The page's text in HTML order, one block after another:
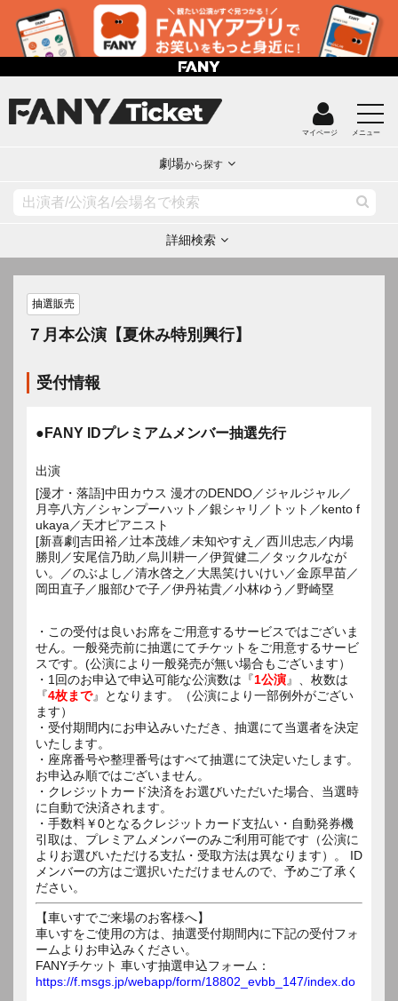
マイページ メニュー
劇場から探す
詳細検索
抽選販売
７月本公演【夏休み特別興行】
受付情報
●FANY IDプレミアムメンバー抽選先行
出演
[漫才・落語]中田カウス 漫才のDENDO／ジャルジャル／
月亭八方／シャンプーハット／銀シャリ／トット／kento f
ukaya／天才ピアニスト
[新喜劇]吉田裕／辻本茂雄／未知やすえ／西川忠志／内場
勝則／安尾信乃助／烏川耕一／伊賀健二／タックルなが
い。／のぶよし／清水啓之／大黒笑けいけい／金原早苗／
岡田直子／服部ひで子／伊丹祐貴／小林ゆう／野崎塁
・この受付は良いお席をご用意するサービスではございま
せん。一般発売前に抽選にてチケットをご用意するサービ
スです。(公演により一般発売が無い場合もございます）
・1回のお申込で申込可能な公演数は『1公演』、枚数は
『4枚まで』となります。（公演により一部例外がござい
ます）
・受付期間内にお申込みいただき、抽選にて当選者を決定
いたします。
・座席番号や整理番号はすべて抽選にて決定いたします。
お申込み順ではございません。
・クレジットカード決済をお選びいただいた場合、当選時
に自動で決済されます。
・手数料￥0となるクレジットカード支払い・自動発券機
引取は、プレミアムメンバーのみご利用可能です（公演に
よりお選びいただける支払・受取方法は異なります）。 ID
メンバーの方はご選択いただけませんので、予めご了承く
ださい。
【車いすでご来場のお客様へ】
車いすをご使用の方は、抽選受付期間内に下記の受付フォ
ームよりお申込みください。
FANYチケット 車いす抽選申込フォーム：
https://f.msgs.jp/webapp/form/18802_evbb_147/index.do